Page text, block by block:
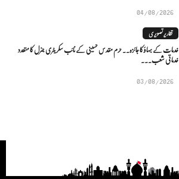
04/08/2026
تقاریر تصویری
خدمات کے بہاؤ کا جائزہ.. حرم مقدس حسینی کے نائب سکریٹری جنرل کا متعدد
خدماتی شعب...
03/08/2026